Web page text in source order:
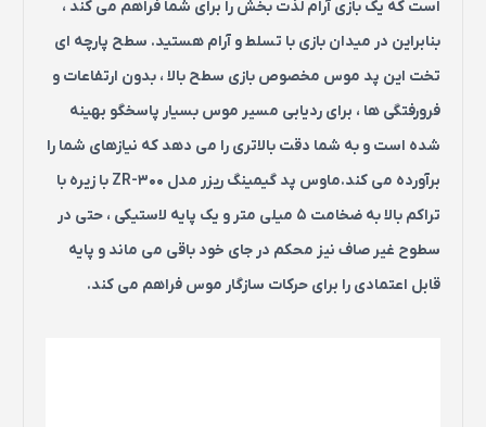
است که یک بازی آرام لذت بخش را برای شما فراهم می کند ،
بنابراین در میدان بازی با تسلط و آرام هستید. سطح پارچه ای
تخت این پد موس مخصوص بازی سطح بالا ، بدون ارتفاعات و
فرورفتگی ها ، برای ردیابی مسیر موس بسیار پاسخگو بهینه
شده است و به شما دقت بالاتری را می دهد که نیازهای شما را
برآورده می کند.ماوس پد گیمینگ ریزر مدل ZR-300 با زیره با
تراکم بالا به ضخامت 5 میلی متر و یک پایه لاستیکی ، حتی در
سطوح غیر صاف نیز محکم در جای خود باقی می ماند و پایه
قابل اعتمادی را برای حرکات سازگار موس فراهم می کند.